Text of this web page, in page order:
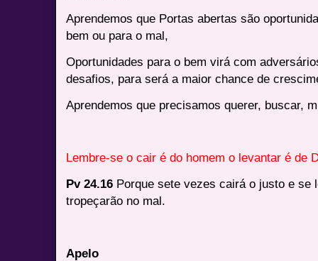
Aprendemos que Portas abertas são
bem ou para o mal,
Oportunidades para o bem virá com
desafios, para será a maior chance de
Aprendemos que precisamos querer, buscar,
Lembre-se o cair é do homem o levantar é de
Pv 24.16 Porque sete vezes cairá o justo e se
tropeçarão no mal.
Apelo